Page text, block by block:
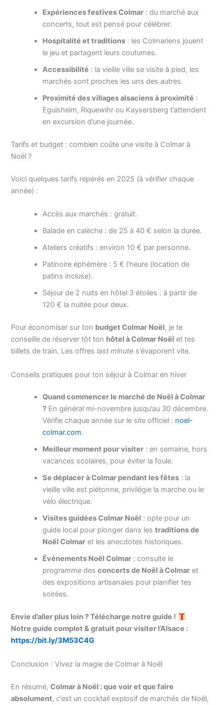
Expériences festives Colmar : du marché aux
concerts, tout est pensé pour célébrer.
Hospitalité et traditions : les Colmariens jouent
le jeu et partagent leurs coutumes.
Accessibilité : la vieille ville se visite à pied, les
marchés sont proches les uns des autres.
Proximité des villages alsaciens à proximité :
Eguisheim, Riquewihr ou Kaysersberg t’attendent
en excursion d’une journée.
Tarifs et budget : combien coûte une visite à Colmar à
Noël ?
Voici quelques tarifs repérés en 2025 (à vérifier chaque
année) :
Accès aux marchés : gratuit.
Balade en calèche : de 25 à 40 € selon la durée.
Ateliers créatifs : environ 10 € par personne.
Patinoire éphémère : 5 € l’heure (location de
patins incluse).
Séjour de 2 nuits en hôtel 3 étoiles : à partir de
120 € la nuitée pour deux.
Pour économiser sur ton budget Colmar Noël, je te
conseille de réserver tôt ton hôtel à Colmar Noël et tes
billets de train. Les offreslast minute s’évaporent vite.
Conseils pratiques pour ton séjour à Colmar en hiver
Quand commencer le marché de Noël à Colmar
? En général mi-novembre jusqu’au 30 décembre.
Vérifie chaque année sur le site officiel : noel-
colmar.com.
Meilleur moment pour visiter : en semaine, hors
vacances scolaires, pour éviter la foule.
Se déplacer à Colmar pendant les fêtes : la
vieille ville est piétonne, privilégie la marche ou le
vélo électrique.
Visites guidées Colmar Noël : opte pour un
guide local pour plonger dans lestraditions de
Noël Colmar et les anecdotes historiques.
Événements Noël Colmar : consulte le
programme desconcerts de Noël à Colmar et
des expositions artisanales pour planifier tes
soirées.
Envie d’aller plus loin ? Télécharge notre guide !
Notre guide complet & gratuit pour visiter l’Alsace :
https://bit.ly/3M53C4G
Conclusion : Vivez la magie de Colmar à Noël
En résumé,Colmar à Noël : que voir et que faire
absolument, c’est un cocktail explosif de marchés de Noël,